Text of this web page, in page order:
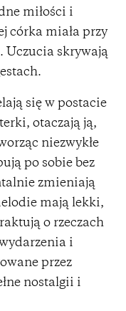
miłości i
córka miała przy
Uczucia skrywają
się w postacie
otaczają ją,
niezwykłe
po sobie bez
zmieniają
mają lekki,
o rzeczach
i
przez
nostalgii i